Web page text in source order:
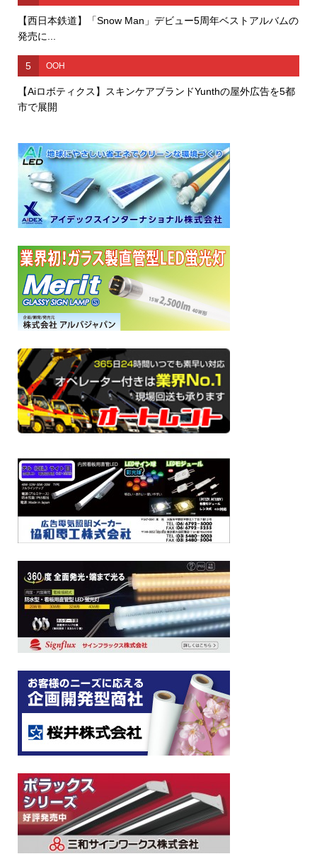
【西日本鉄道】「Snow Man」デビュー5周年ベストアルバムの
発売に...
5 OOH
【Aiロボティクス】スキンケアブランドYunthの屋外広告を5都
市で展開